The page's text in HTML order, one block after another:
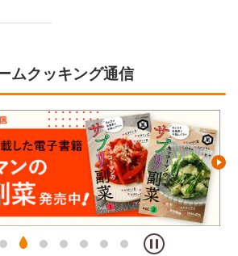
ムクッキング通信